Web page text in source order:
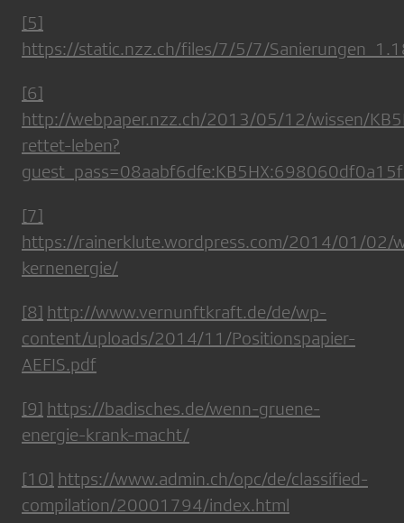
[5]
https://static.nzz.ch/files/7/5/7/
[6]
http://webpaper.nzz.ch/2013/05/12/wissen/
rettet-leben?
[7]
https://rainerklute.wordpress.com/2014/01/02/
kernenergie/
[8] http://www.vernunftkraft.de/de/wp-
content/uploads/2014/11/Positionspapier-
AEFIS.pdf
[9] https://badisches.de/wenn-gruene-
energie-krank-macht/
[10] https://www.admin.ch/opc/de/classified-
compilation/20001794/index.html